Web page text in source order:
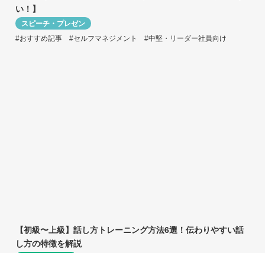
い！】
スピーチ・プレゼン
#おすすめ記事
#セルフマネジメント #中堅・リーダー社員向け
【初級〜上級】話し方トレーニング方法6選！伝わりやすい話
し方の特徴を解説